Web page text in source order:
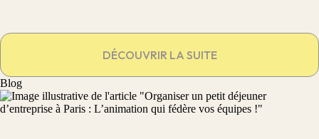
DÉCOUVRIR LA SUITE
Blog